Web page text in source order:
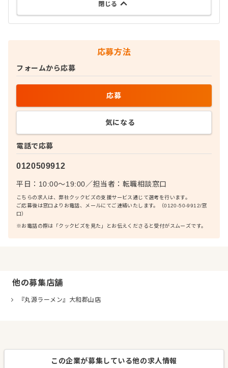
閉じる
応募方法
電話で応募
0120509912
平日：10:00〜19:00／担当者： 転職相談窓口
こちらの求人は、弊社クックビズの支援サービス通じて選考を行います。
ご応募後は窓口よりお電話、メールにてご連絡いたします。（0120-50-9912/窓
口）
※お電話の際は「クックビズを見た」とお伝えくださると受付がスムーズです。
フォームから応募
応募
気になる
他の募集店舗
『丸源ラーメン』大和郡山店
この企業が募集している他の求人情報